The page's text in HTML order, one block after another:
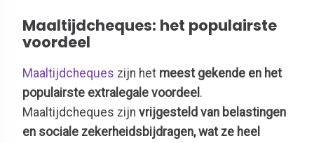
Maaltijdcheques: het populairste
voordeel
Maaltijdcheques zijn het meest gekende en het
populairste extralegale voordeel .
Maaltijdcheques zijn vrijgesteld van belastingen
en sociale zekerheidsbijdragen, wat ze heel